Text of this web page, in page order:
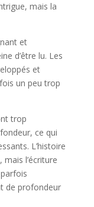
mais la
et
d’être lu. Les
et
un peu trop
trop
ce qui
L’histoire
mais l’écriture
de profondeur